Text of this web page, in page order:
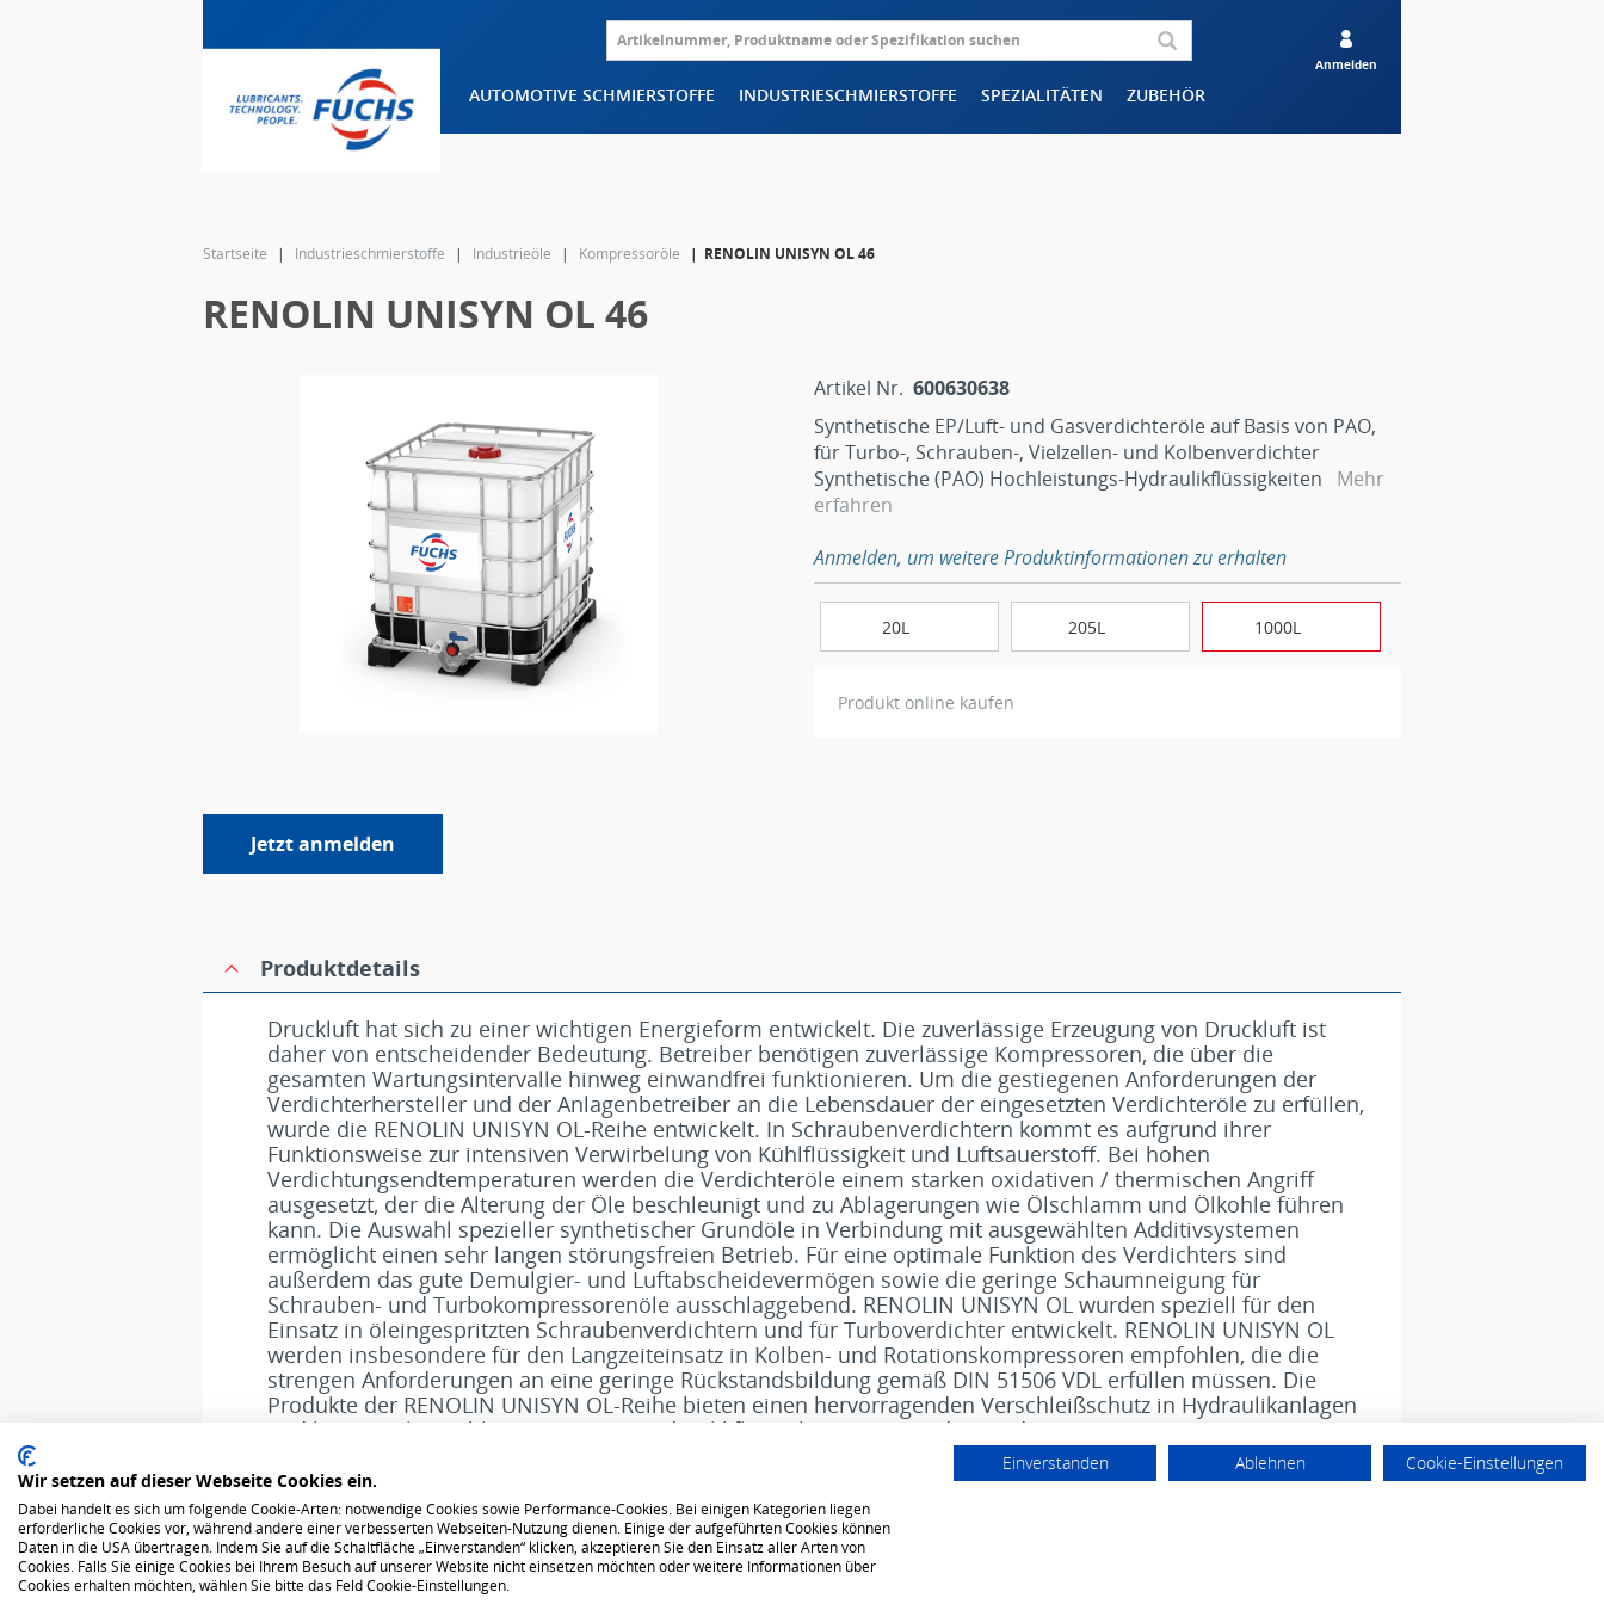
Anmelden
AUTOMOTIVE SCHMIERSTOFFE INDUSTRIESCHMIERSTOFFE SPEZIALITÄTEN ZUBEHÖR
Startseite Industrieschmierstoffe Industrieöle Kompressoröle RENOLIN UNISYN OL 46
RENOLIN UNISYN OL 46
Artikel Nr. 600630638
Synthetische EP/Luft- und Gasverdichteröle auf Basis von PAO,
für Turbo-, Schrauben-, Vielzellen- und Kolbenverdichter
Synthetische (PAO) Hochleistungs-Hydraulikflüssigkeiten
Mehr
erfahren
Anmelden, um weitere Produktinformationen zu erhalten
20L 205L 1000L
Produkt online kaufen
Jetzt anmelden
Produktdetails
Druckluft hat sich zu einer wichtigen Energieform entwickelt. Die zuverlässige Erzeugung von Druckluft ist
daher von entscheidender Bedeutung. Betreiber benötigen zuverlässige Kompressoren, die über die
gesamten Wartungsintervalle hinweg einwandfrei funktionieren. Um die gestiegenen Anforderungen der
Verdichterhersteller und der Anlagenbetreiber an die Lebensdauer der eingesetzten Verdichteröle zu erfüllen,
wurde die RENOLIN UNISYN OL-Reihe entwickelt. In Schraubenverdichtern kommt es aufgrund ihrer
Funktionsweise zur intensiven Verwirbelung von Kühlflüssigkeit und Luftsauerstoff. Bei hohen
Verdichtungsendtemperaturen werden die Verdichteröle einem starken oxidativen / thermischen Angriff
ausgesetzt, der die Alterung der Öle beschleunigt und zu Ablagerungen wie Ölschlamm und Ölkohle führen
kann. Die Auswahl spezieller synthetischer Grundöle in Verbindung mit ausgewählten Additivsystemen
ermöglicht einen sehr langen störungsfreien Betrieb. Für eine optimale Funktion des Verdichters sind
außerdem das gute Demulgier- und Luftabscheidevermögen sowie die geringe Schaumneigung für
Schrauben- und Turbokompressorenöle ausschlaggebend. RENOLIN UNISYN OL wurden speziell für den
Einsatz in öleingespritzten Schraubenverdichtern und für Turboverdichter entwickelt. RENOLIN UNISYN OL
werden insbesondere für den Langzeiteinsatz in Kolben- und Rotationskompressoren empfohlen, die die
strengen Anforderungen an eine geringe Rückstandsbildung gemäß DIN 51506 VDL erfüllen müssen. Die
Produkte der RENOLIN UNISYN OL-Reihe bieten einen hervorragenden Verschleißschutz in Hydraulikanlagen
und können als Hochleistungs-HVLP Hydraulikflüssigkeiten verwendet werden.
Technische Attribute
Datenschutz AGB
Wir setzen auf dieser Webseite Cookies ein.
Dabei handelt es sich um folgende Cookie-Arten: notwendige Cookies sowie Performance-Cookies. Bei einigen Kategorien liegen
erforderliche Cookies vor, während andere einer verbesserten Webseiten-Nutzung dienen. Einige der aufgeführten Cookies können
Daten in die USA übertragen. Indem Sie auf die Schaltfläche „Einverstanden“ klicken, akzeptieren Sie den Einsatz aller Arten von
Cookies. Falls Sie einige Cookies bei Ihrem Besuch auf unserer Website nicht einsetzen möchten oder weitere Informationen über
Cookies erhalten möchten, wählen Sie bitte das Feld Cookie-Einstellungen.
Einverstanden Ablehnen Cookie-Einstellungen